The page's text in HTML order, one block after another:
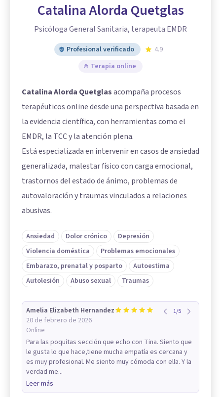
Catalina Alorda Quetglas
Psicóloga General Sanitaria, terapeuta EMDR
Profesional verificado
4.9
Terapia online
Catalina Alorda Quetglasacompaña procesos
terapéuticos online desde una perspectiva basada en
la evidencia científica, con herramientas como el
EMDR, la TCC y la atención plena.
Está especializada en intervenir en casos de ansiedad
generalizada, malestar físico con carga emocional,
trastornos del estado de ánimo, problemas de
autovaloración y traumas vinculados a relaciones
abusivas.
Ansiedad Dolor crónico
Depresión
Violencia doméstica
Problemas emocionales
Embarazo, prenatal y posparto
Autoestima
Autolesión
Abuso sexual Traumas
Amelia Elizabeth Hernandez
20 de febrero de 2026
Online
1/5
Para las poquitas sección que echo con Tina. Siento que
le gusta lo que hace,tiene mucha empatía es cercana y
es muy profesional. Me siento muy cómoda con ella. Y la
verdad me...
Leer más